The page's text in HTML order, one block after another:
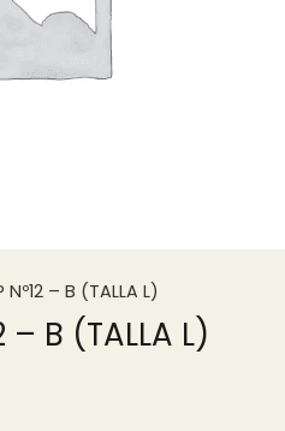
Nº12 – B (TALLA L)
– B (TALLA L)